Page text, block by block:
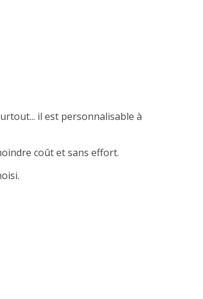
il est personnalisable à
coût et sans effort.